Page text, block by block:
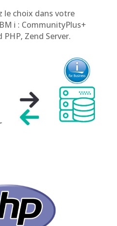
le choix dans votre
i : CommunityPlus+
PHP, Zend Server.